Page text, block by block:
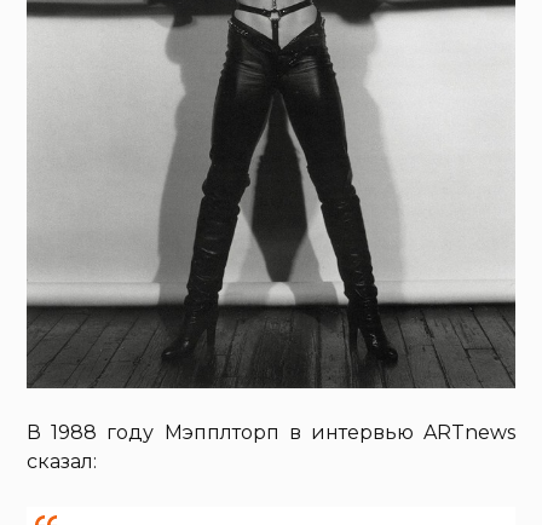
В 1988 году Мэпплторп в интервью ARTnews
сказал: